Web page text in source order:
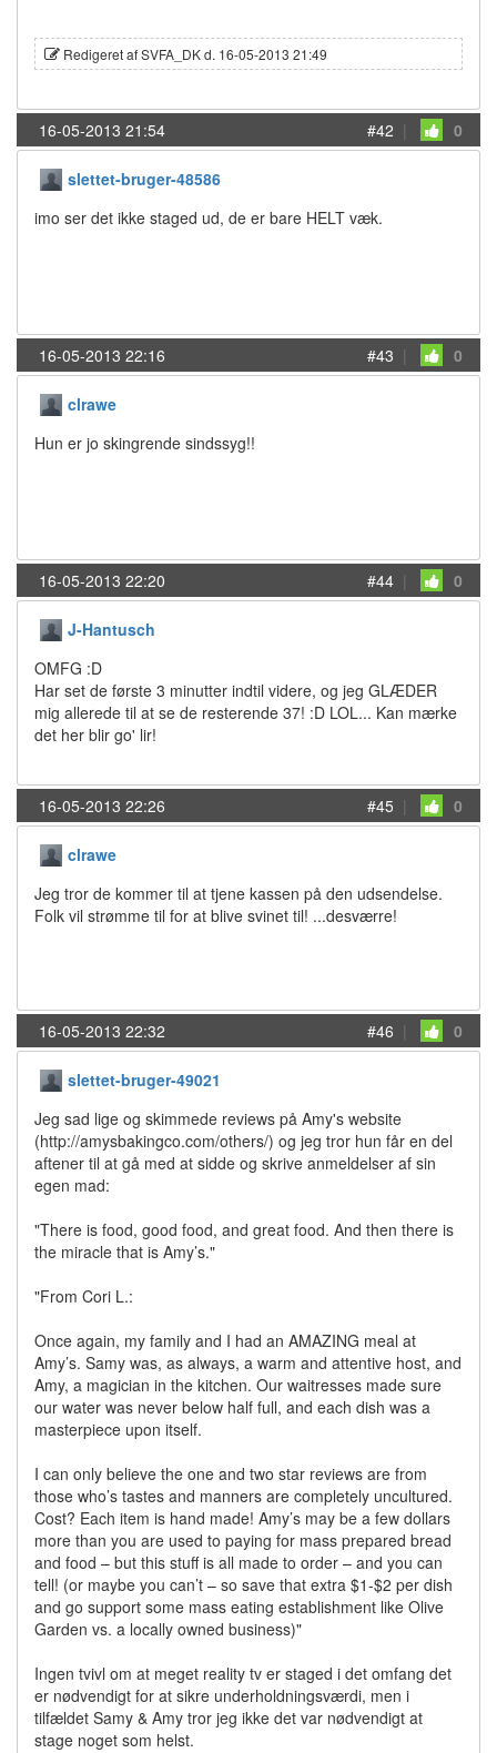
Redigeret af SVFA_DK d. 16-05-2013 21:49
16-05-2013 21:54 #42 | 0
slettet-bruger-48586
imo ser det ikke staged ud, de er bare HELT væk.
16-05-2013 22:16 #43 | 0
clrawe
Hun er jo skingrende sindssyg!!
16-05-2013 22:20 #44 | 0
J-Hantusch
OMFG :D
Har set de første 3 minutter indtil videre, og jeg GLÆDER
mig allerede til at se de resterende 37! :D LOL... Kan mærke
det her blir go' lir!
16-05-2013 22:26 #45 | 0
clrawe
Jeg tror de kommer til at tjene kassen på den udsendelse.
Folk vil strømme til for at blive svinet til! ...desværre!
16-05-2013 22:32 #46 | 0
slettet-bruger-49021
Jeg sad lige og skimmede reviews på Amy's website
(http://amysbakingco.com/others/) og jeg tror hun får en del
aftener til at gå med at sidde og skrive anmeldelser af sin
egen mad:
"There is food, good food, and great food. And then there is
the miracle that is Amy’s."
"From Cori L.:
Once again, my family and I had an AMAZING meal at
Amy’s. Samy was, as always, a warm and attentive host, and
Amy, a magician in the kitchen. Our waitresses made sure
our water was never below half full, and each dish was a
masterpiece upon itself.
I can only believe the one and two star reviews are from
those who’s tastes and manners are completely uncultured.
Cost? Each item is hand made! Amy’s may be a few dollars
more than you are used to paying for mass prepared bread
and food – but this stuff is all made to order – and you can
tell! (or maybe you can’t – so save that extra $1-$2 per dish
and go support some mass eating establishment like Olive
Garden vs. a locally owned business)"
Ingen tvivl om at meget reality tv er staged i det omfang det
er nødvendigt for at sikre underholdningsværdi, men i
tilfældet Samy & Amy tror jeg ikke det var nødvendigt at
stage noget som helst.